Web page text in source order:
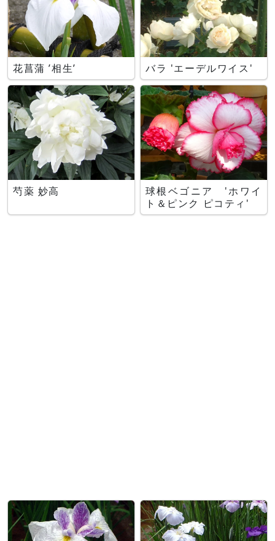
花菖蒲 ’相生’ バラ 'エーデルワイス'
芍薬 妙高
球根ベゴニア 'ホワイ
ト＆ピンク ピコティ'